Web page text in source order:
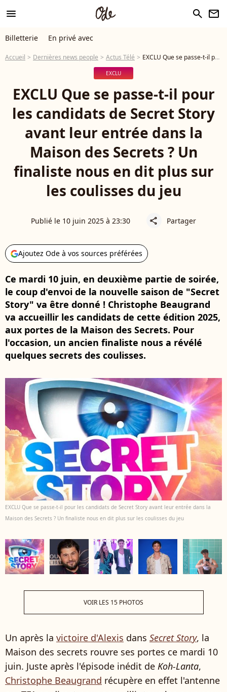
menu search newsletter
Billetterie En privé avec
Accueil Dernières news people Actus Télé EXCLU Que se passe-t-il pour les candidats de Secret Story avant leur entrée dans la Maison des Secrets ? Un finaliste nous en dit plus sur les coulisses du jeu
EXCLU
EXCLU Que se passe-t-il pour
les candidats de Secret Story
avant leur entrée dans la
Maison des Secrets ? Un
finaliste nous en dit plus sur
les coulisses du jeu
Publié le 10 juin 2025 à 23:30 share Partager
Ajoutez Ode à vos sources préférées
Ce mardi 10 juin, en deuxième partie de soirée,
le coup d'envoi de la nouvelle saison de "Secret
Story" va être donné ! Christophe Beaugrand
va accueillir les candidats de cette édition 2025,
aux portes de la Maison des Secrets. Pour
l'occasion, un ancien finaliste nous a révélé
quelques secrets des coulisses.
EXCLU Que se passe-t-il pour les candidats de Secret Story avant leur entrée dans la
Maison des Secrets ? Un finaliste nous en dit plus sur les coulisses du jeu
VOIR LES 15 PHOTOS
Un après la victoire d'Alexis dans Secret Story, la
Maison des secrets rouvre ses portes ce mardi 10
juin. Juste après l'épisode inédit de Koh-Lanta,
Christophe Beaugrand récupère en effet l'antenne